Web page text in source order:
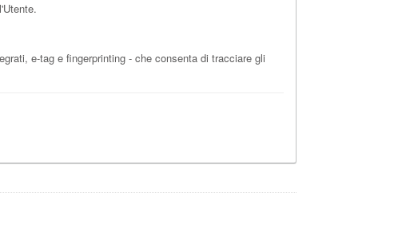
e-tag e fingerprinting - che consenta di tracciare gli